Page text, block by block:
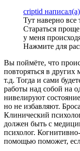
criptid
Тут наверно все
Стараться
у меня
Нажмите для
Вы поймёте, что
повторяться в других
т.д. Тогда и сами
работы над собой на
нивелируют
но не избавляют.
Клинический
должен быть с
психолог.
помощью поможет,